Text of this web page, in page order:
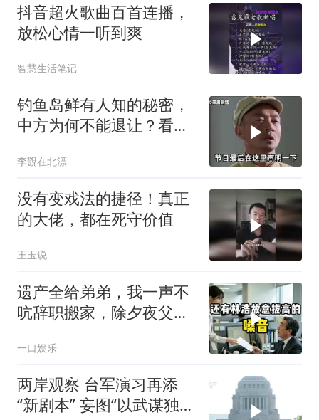
抖音超火歌曲百首连播，
放松心情一听到爽
智慧生活笔记
钓鱼岛鲜有人知的秘密，
中方为何不能退让？看完
李覴在北漂
没有变戏法的捷径！真正
的大佬，都在死守价值
王玉说
遗产全给弟弟，我一声不
吭辞职搬家，除夕夜父亲
一口娱乐
两岸观察 台军演习再添
“新剧本” 妄图“以武谋独”